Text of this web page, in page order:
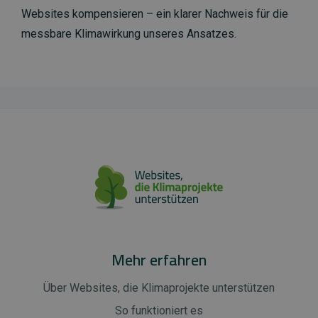
Websites kompensieren – ein klarer Nachweis für die
messbare Klimawirkung unseres Ansatzes.
Mehr erfahren
Über Websites, die Klimaprojekte unterstützen
So funktioniert es